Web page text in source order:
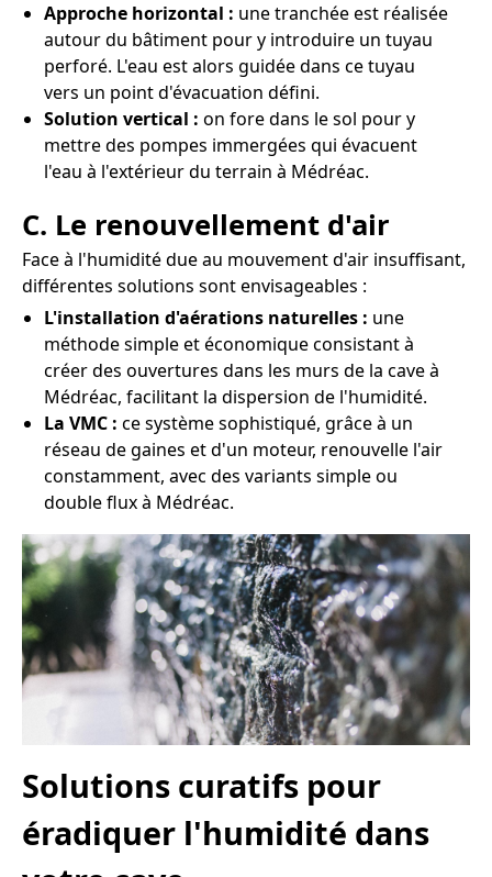
Approche horizontal : une tranchée est réalisée
autour du bâtiment pour y introduire un tuyau
perforé. L'eau est alors guidée dans ce tuyau
vers un point d'évacuation défini.
Solution vertical : on fore dans le sol pour y
mettre des pompes immergées qui évacuent
l'eau à l'extérieur du terrain à Médréac.
C. Le renouvellement d'air
Face à l'humidité due au mouvement d'air insuffisant,
différentes solutions sont envisageables :
L'installation d'aérations naturelles : une
méthode simple et économique consistant à
créer des ouvertures dans les murs de la cave à
Médréac, facilitant la dispersion de l'humidité.
La VMC : ce système sophistiqué, grâce à un
réseau de gaines et d'un moteur, renouvelle l'air
constamment, avec des variants simple ou
double flux à Médréac.
Solutions curatifs pour
éradiquer l'humidité dans